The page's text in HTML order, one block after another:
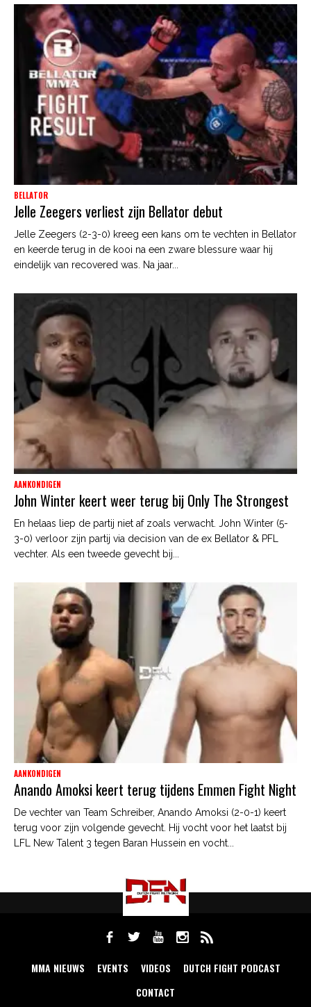
BELLATOR
Jelle Zeegers verliest zijn Bellator debut
Jelle Zeegers (2-3-0) kreeg een kans om te vechten in Bellator
en keerde terug in de kooi na een zware blessure waar hij
eindelijk van recovered was. Na jaar...
AANKONDIGEN
John Winter keert weer terug bij Only The Strongest
En helaas liep de partij niet af zoals verwacht. John Winter (5-
3-0) verloor zijn partij via decision van de ex Bellator & PFL
vechter. Als een tweede gevecht bij...
AANKONDIGEN
Anando Amoksi keert terug tijdens Emmen Fight Night
De vechter van Team Schreiber, Anando Amoksi (2-0-1) keert
terug voor zijn volgende gevecht. Hij vocht voor het laatst bij
LFL New Talent 3 tegen Baran Hussein en vocht...
MMA NIEUWS EVENTS VIDEOS
DUTCH FIGHT PODCAST
CONTACT